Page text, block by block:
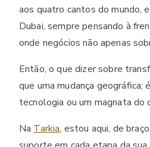
aos quatro cantos do mundo,
Dubai, sempre pensando à
onde negócios não apenas
Então, o que dizer sobre
que uma mudança
tecnologia ou um magnata do
Na Tarkia, estou aqui, de